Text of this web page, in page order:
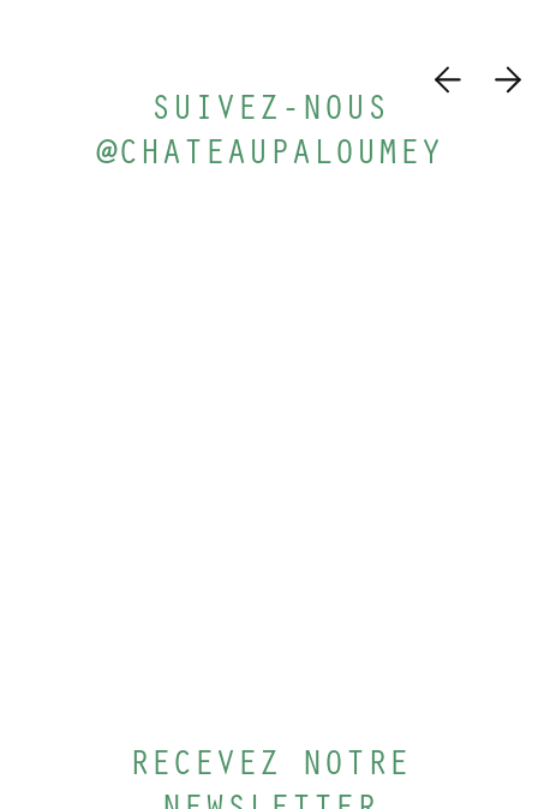
SUIVEZ-NOUS
@CHATEAUPALOUMEY
RECEVEZ NOTRE